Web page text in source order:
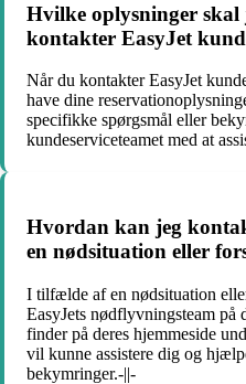
Hvilke oplysninger skal
kontakter EasyJet
Når du kontakter EasyJet
have dine
specifikke spørgsmål eller
kundeserviceteamet med at
Hvordan kan jeg
en nødsituation eller
I tilfælde af en nødsituation
EasyJets nødflyvningsteam på
finder på deres hjemmeside
vil kunne assistere dig og
bekymringer.-||-